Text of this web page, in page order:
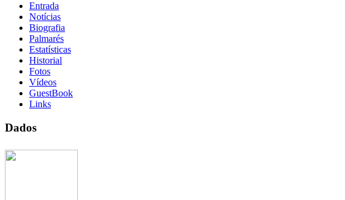
Entrada
Notícias
Biografia
Palmarés
Estatísticas
Historial
Fotos
Vídeos
GuestBook
Links
Dados